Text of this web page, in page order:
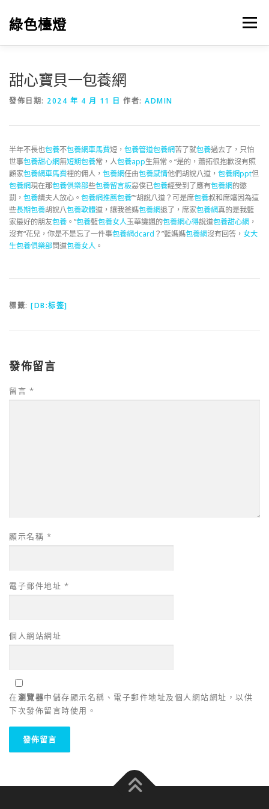
綠色檯燈 選單
甜心寶貝一包養網
發佈日期: 2024 年 4 月 11 日 作者: ADMIN
半年不長也包養不包養網車馬費短， 包養管道包養網苦了就包養過去了，只怕
世事包養甜心網無短期包養常，人包養app生無常。“是的，蕭拓很抱歉沒有照
顧家包養網車馬費裡的佣人， 包養網任由包養感情他們胡說八道， 包養網ppt但
包養網現在那包養俱樂部些包養留言板惡僕已包養經受到了應有包養網的懲
罰， 包養請夫人放心。 包養網推薦包養”“胡說八道？可是席包養叔和席嬸因為這
些長期包養胡說八包養軟體道，讓我爸媽包養網退了，席家包養網真的是我藍
家最好的朋友包養 。”包養藍包養女人玉華譏諷的包養網心得說道包養甜心網 ，
沒有“花兒，你是不是忘了一件事包養網dcard ？”藍媽媽包養網沒有回答， 女大
生包養俱樂部問道包養女人 。
標籤: [DB:标签]
發佈留言
留言 *
顯示名稱 *
電子郵件地址 *
個人網站網址
在瀏覽器中儲存顯示名稱、電子郵件地址及個人網站網址，以供
下次發佈留言時使用。